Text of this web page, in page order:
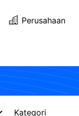
Perusahaan